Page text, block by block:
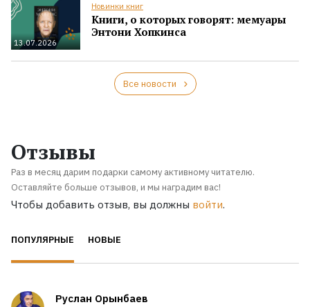
13.07.2026
Новинки книг
Книги, о которых говорят: мемуары
Энтони Хопкинса
Все новости
Отзывы
Раз в месяц дарим подарки самому активному читателю.
Оставляйте больше отзывов, и мы наградим вас!
Чтобы добавить отзыв, вы должны войти.
ПОПУЛЯРНЫЕ НОВЫЕ
Руслан Орынбаев